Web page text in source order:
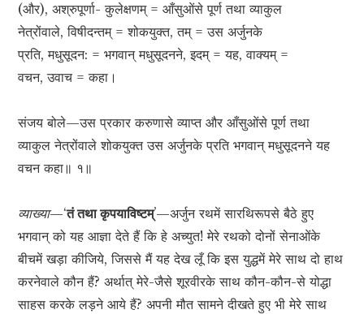
(और), अश्रुपूर्णा- कुलेक्षणम् = आँसुओंसे पूर्ण तथा व्याकुल
नेत्रोंवाले, विषीदन्तम् = शोकयुक्त, तम् = उस अर्जुनके
प्रति, मधुसूदन: = भगवान् मधुसूदनने, इदम् = यह, वाक्यम् =
वचन, उवाच = कहा।
संजय बोले—उस प्रकार करुणासे व्याप्त और आँसुओंसे पूर्ण तथा
व्याकुल नेत्रोंवाले शोकयुक्त उस अर्जुनके प्रति भगवान् मधुसूदनने यह
वचन कहा॥ १॥
व्याख्या—‘तं तथा कृपयाविष्टम्’—अर्जुन रथमें सारथिरूपसे बैठे हुए
भगवान् को यह आज्ञा देते हैं कि हे अच्युत! मेरे रथको दोनों सेनाओंके
बीचमें खड़ा कीजिये, जिससे मैं यह देख लूँ कि इस युद्धमें मेरे साथ दो हाथ
करनेवाले कौन हैं? अर्थात् मेरे-जैसे शूरवीरके साथ कौन-कौन-से योद्धा
साहस करके लड़ने आये हैं? अपनी मौत सामने दीखते हुए भी मेरे साथ